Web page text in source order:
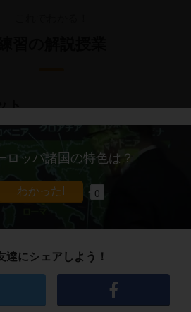
ト
ダ北部は、一年中気温が低いという
らしているのがイヌイット
中心は
って食べています。
ロッパ諸国の特色は？
0
達にシェアしよう！